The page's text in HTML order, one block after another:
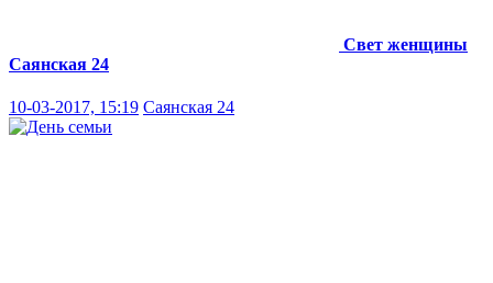
Свет женщины
Саянская 24
10-03-2017, 15:19 Саянская 24